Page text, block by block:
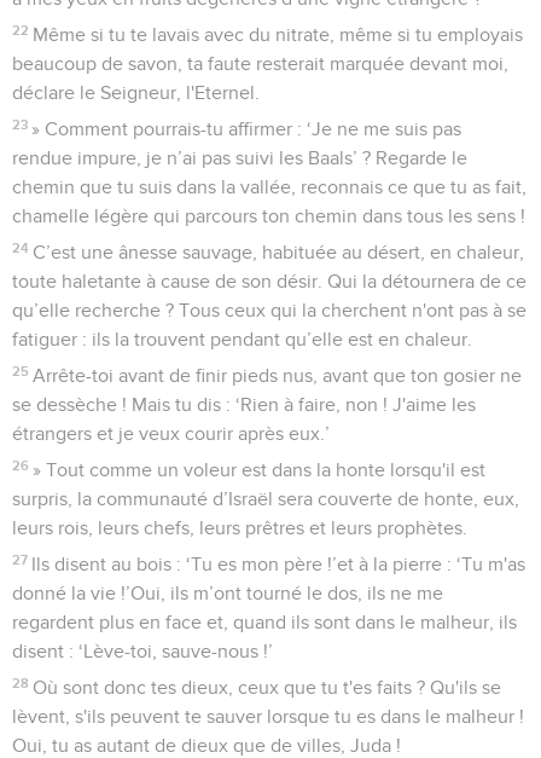
22 Même si tu te lavais avec du nitrate, même si tu employais
beaucoup de savon, ta faute resterait marquée devant moi,
déclare le Seigneur, l'Eternel.
23 » Comment pourrais-tu affirmer : ‘Je ne me suis pas
rendue impure, je n’ai pas suivi les Baals’ ? Regarde le
chemin que tu suis dans la vallée, reconnais ce que tu as fait,
chamelle légère qui parcours ton chemin dans tous les sens !
24 C’est une ânesse sauvage, habituée au désert, en chaleur,
toute haletante à cause de son désir. Qui la détournera de ce
qu’elle recherche ? Tous ceux qui la cherchent n'ont pas à se
fatiguer : ils la trouvent pendant qu’elle est en chaleur.
25 Arrête-toi avant de finir pieds nus, avant que ton gosier ne
se dessèche ! Mais tu dis : ‘Rien à faire, non ! J'aime les
étrangers et je veux courir après eux.’
26 » Tout comme un voleur est dans la honte lorsqu'il est
surpris, la communauté d’Israël sera couverte de honte, eux,
leurs rois, leurs chefs, leurs prêtres et leurs prophètes.
27 Ils disent au bois : ‘Tu es mon père !’et à la pierre : ‘Tu m'as
donné la vie !’Oui, ils m’ont tourné le dos, ils ne me
regardent plus en face et, quand ils sont dans le malheur, ils
disent : ‘Lève-toi, sauve-nous !’
28 Où sont donc tes dieux, ceux que tu t'es faits ? Qu'ils se
lèvent, s'ils peuvent te sauver lorsque tu es dans le malheur !
Oui, tu as autant de dieux que de villes, Juda !